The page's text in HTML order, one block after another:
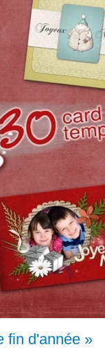
fin d'année »